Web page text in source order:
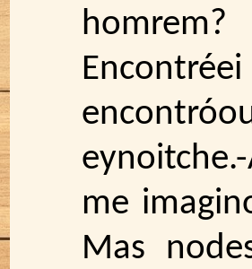
homrem?
me
Mas